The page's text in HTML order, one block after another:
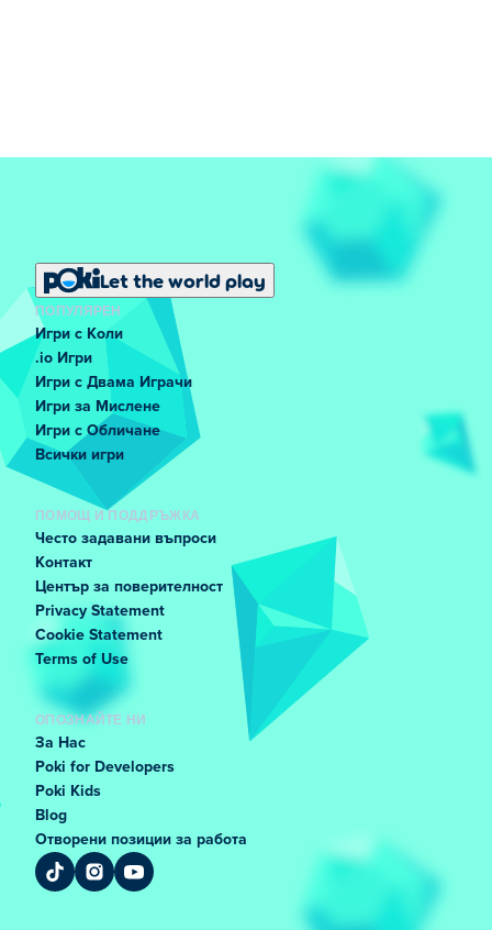
Let the world play
ПОПУЛЯРЕН
Игри с Коли
.io Игри
Игри с Двама Играчи
Игри за Мислене
Игри с Обличане
Всички игри
ПОМОЩ И ПОДДРЪЖКА
Често задавани въпроси
Контакт
Център за поверителност
Privacy Statement
Cookie Statement
Terms of Use
ОПОЗНАЙТЕ НИ
За Нас
Poki for Developers
Poki Kids
Blog
Отворени позиции за работа